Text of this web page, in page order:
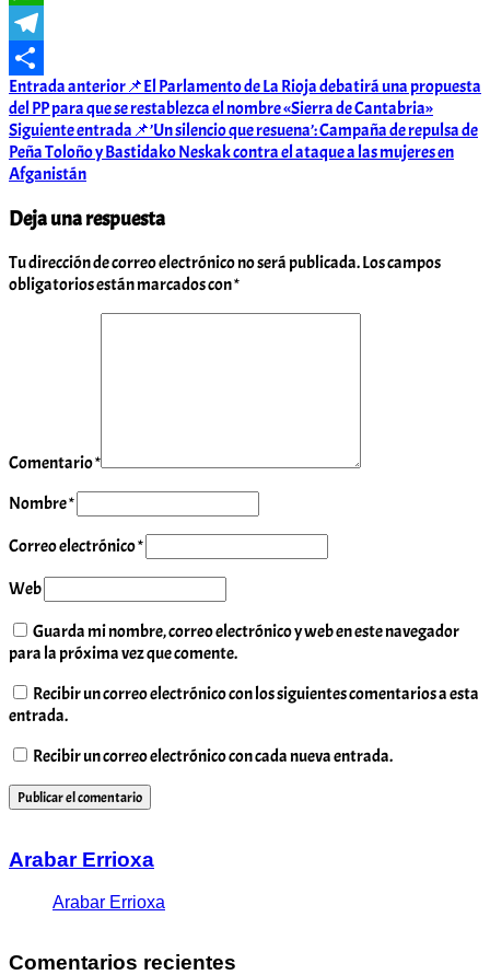
WhatsApp
Telegram
Compartir
Navegación
de
entradas
Entrada anterior📌El Parlamento de La Rioja debatirá una propuesta
del PP para que se restablezca el nombre «Sierra de Cantabria»
Siguiente entrada 📌’Un silencio que resuena’: Campaña de repulsa de
Peña Toloño y Bastidako Neskak contra el ataque a las mujeres en
Afganistán
Deja una respuesta
Tu dirección de correo electrónico no será publicada.Los campos
obligatorios están marcados con*
Comentario*
Nombre*
Correo electrónico*
Web
Guarda mi nombre, correo electrónico y web en este navegador
para la próxima vez que comente.
Recibir un correo electrónico con los siguientes comentarios a esta
entrada.
Recibir un correo electrónico con cada nueva entrada.
Arabar Errioxa
Arabar Errioxa
Comentarios recientes